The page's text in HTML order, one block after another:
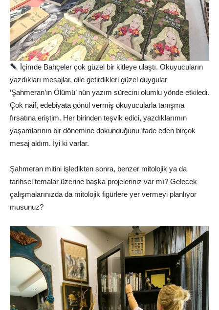
İçimde Bahçeler çok güzel bir kitleye ulaştı. Okuyucuların
yazdıkları mesajlar, dile getirdikleri güzel duygular
‘Şahmeran’ın Ölümü’ nün yazım sürecini olumlu yönde etkiledi.
Çok naif, edebiyata gönül vermiş okuyucularla tanışma
fırsatına eriştim. Her birinden teşvik edici, yazdıklarımın
yaşamlarının bir dönemine dokunduğunu ifade eden birçok
mesaj aldım. İyi ki varlar.
Şahmeran mitini işledikten sonra, benzer mitolojik ya da
tarihsel temalar üzerine başka projeleriniz var mı? Gelecek
çalışmalarınızda da mitolojik figürlere yer vermeyi planlıyor
musunuz?